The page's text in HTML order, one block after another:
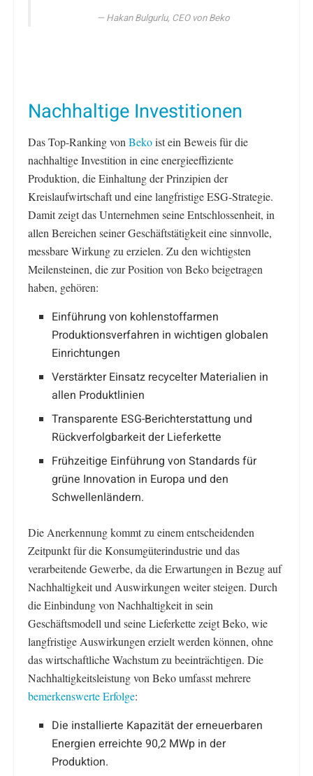
Hakan Bulgurlu, CEO von Beko
Nachhaltige Investitionen
Das Top-Ranking vonBekoist ein Beweis für die
nachhaltige Investition in eine energieeffiziente
Produktion, die Einhaltung der Prinzipien der
Kreislaufwirtschaft und eine langfristige ESG-Strategie.
Damit zeigt das Unternehmen seine Entschlossenheit, in
allen Bereichen seiner Geschäftstätigkeit eine sinnvolle,
messbare Wirkung zu erzielen. Zu den wichtigsten
Meilensteinen, die zur Position von Beko beigetragen
haben, gehören:
Einführung von kohlenstoffarmen
Produktionsverfahren in wichtigen globalen
Einrichtungen
Verstärkter Einsatz recycelter Materialien in
allen Produktlinien
Transparente ESG-Berichterstattung und
Rückverfolgbarkeit der Lieferkette
Frühzeitige Einführung von Standards für
grüne Innovation in Europa und den
Schwellenländern.
Die Anerkennung kommt zu einem entscheidenden
Zeitpunkt für die Konsumgüterindustrie und das
verarbeitende Gewerbe, da die Erwartungen in Bezug auf
Nachhaltigkeit und Auswirkungen weiter steigen. Durch
die Einbindung von Nachhaltigkeit in sein
Geschäftsmodell und seine Lieferkette zeigt Beko, wie
langfristige Auswirkungen erzielt werden können, ohne
das wirtschaftliche Wachstum zu beeinträchtigen. Die
Nachhaltigkeitsleistung von Beko umfasst mehrere
bemerkenswerte Erfolge:
Die installierte Kapazität der erneuerbaren
Energien erreichte 90,2 MWp in der
Produktion.